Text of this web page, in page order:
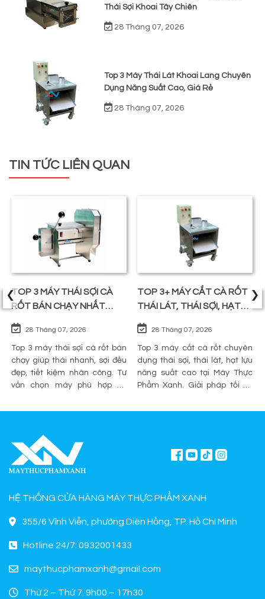
Thái Sợi Khoai Tây Chiên
28 Tháng 07, 2026
Top 3 Máy Thái Lát Khoai Lang Chuyên
Dụng Năng Suất Cao, Giá Rẻ
28 Tháng 07, 2026
TIN TỨC LIÊN QUAN
TOP 3 MÁY THÁI SỢI CÀ
RỐT BÁN CHẠY NHẤT
TRÊN THỊ TRƯỜNG
28 Tháng 07, 2026
Top 3 máy thái sợi cà rốt bán
chạy giúp thái nhanh, sợi đều
đẹp, tiết kiệm nhân công. Tư
vấn chọn máy phù hợp và
Phẩm Xanh.
TOP 3+ MÁY CẮT CÀ RỐT
THÁI LÁT, THÁI SỢI, HẠT
LỰU
28 Tháng 07, 2026
Top 3 máy cắt cà rốt chuyên
dụng thái sợi, thái lát, hạt lựu
năng suất cao tại Máy Thực
Phẩm Xanh. Giải pháp tối ưu
nghiệp.
‹ ›
HỆ THỐNG CỬA HÀNG MÁY THỰC PHẨM XANH
355/6 Vĩnh Viễn, phường Diên Hồng, TP. Hồ Chí Minh
Hotline 24/7: 0932001433
maythucphamxanh@gmail.com
Thứ 2 – Thứ 7: 9h00 – 17h30